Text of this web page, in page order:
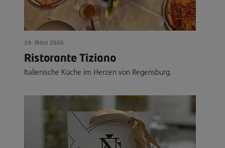
19. März 2026
Ristorante Tiziano
Italienische Küche im Herzen von Regensburg.